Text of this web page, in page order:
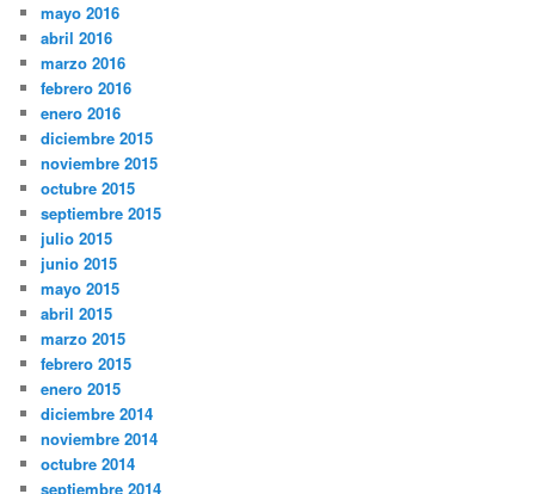
mayo 2016
abril 2016
marzo 2016
febrero 2016
enero 2016
diciembre 2015
noviembre 2015
octubre 2015
septiembre 2015
julio 2015
junio 2015
mayo 2015
abril 2015
marzo 2015
febrero 2015
enero 2015
diciembre 2014
noviembre 2014
octubre 2014
septiembre 2014